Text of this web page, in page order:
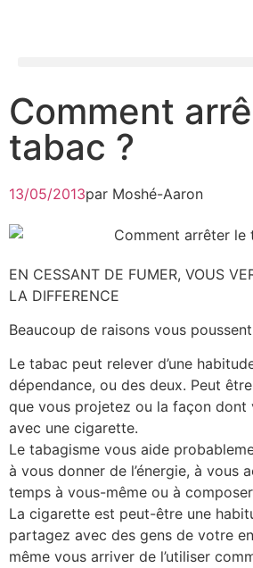
Comment
tabac ?
13/05/2013par Moshé-Aaron
EN CESSANT DE FUMER, VOUS
LA DIFFERENCE
Beaucoup de raisons vous
Le tabac peut relever d’une
dépendance, ou des deux. Peut
que vous projetez ou la façon dont
avec une cigarette.
Le tabagisme vous aide
à vous donner de l’énergie, à vous
temps à vous-même ou à
La cigarette est peut-être une
partagez avec des gens de votre
même vous arriver de l’utiliser